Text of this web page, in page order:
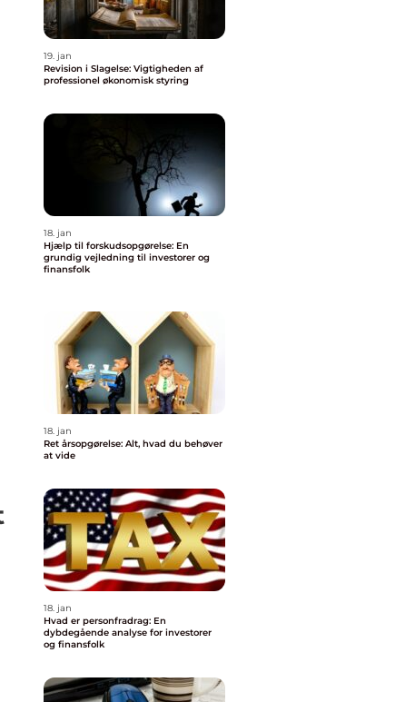
19. jan
Revision i Slagelse: Vigtigheden af
professionel økonomisk styring
18. jan
Hjælp til forskudsopgørelse: En
grundig vejledning til investorer og
finansfolk
18. jan
Ret årsopgørelse: Alt, hvad du behøver
at vide
18. jan
Hvad er personfradrag: En
dybdegående analyse for investorer
og finansfolk